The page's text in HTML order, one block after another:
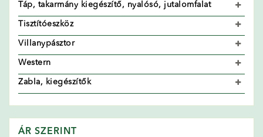
Táp, takarmány kiegészítő, nyalósó, jutalomfalat
Tisztítóeszköz
Villanypásztor
Western
Zabla, kiegészítők
ÁR SZERINT